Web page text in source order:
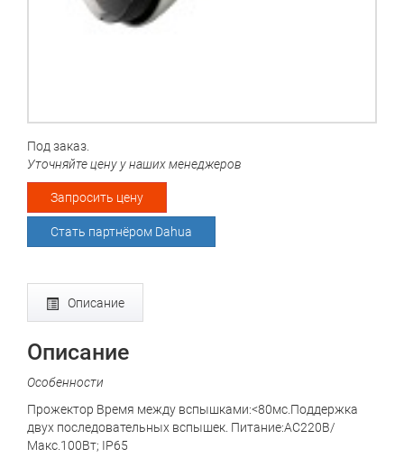
Под заказ.
Уточняйте цену у наших менеджеров
Запросить цену
Стать партнёром Dahua
Описание
Описание
Особенности
Прожектор Время между вспышками:<80мс.Поддержка
двух последовательных вспышек. Питание:AC220В/
Макс.100Вт; IP65